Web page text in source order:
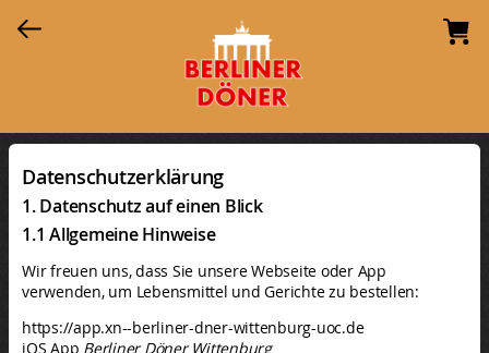
Datenschutzerklärung
1. Datenschutz auf einen Blick
1.1 Allgemeine Hinweise
Wir freuen uns, dass Sie unsere Webseite oder App
verwenden, um Lebensmittel und Gerichte zu bestellen:
https://app.xn--berliner-dner-wittenburg-uoc.de
iOS App Berliner Döner Wittenburg